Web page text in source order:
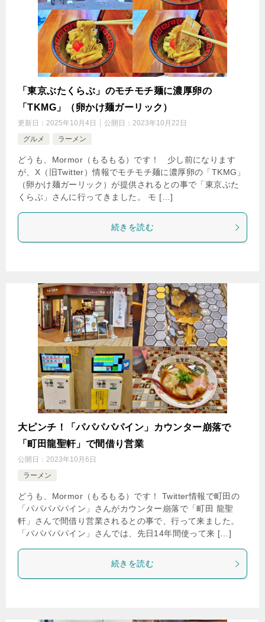
「東京ぶたくらぶ」のモチモチ麺に濃厚卵の
「TKMG」（卵かけ麺ガーリック）
更新日： 2025年10月4日 公開日： 2023年10月22日
グルメ
ラーメン
どうも、Mormor（もるもる）です！ 少し前になります
が、X（旧Twitter）情報でモチモチ麺に濃厚卵の「TKMG」
（卵かけ麺ガーリック）が提供されるとの事で「東京ぶた
くらぶ」さんに行ってきました。 モ […]
続きを読む
大ピンチ！「パパパパパイン」カウンター崩落で
「町田龍聖軒」で間借り営業
公開日： 2023年10月6日
ラーメン
どうも、Mormor（もるもる）です！ Twitter情報で町田の
「パパパパパイン」さんがカウンター崩落で「町田 龍聖
軒」さんで間借り営業されるとの事で、行って来ました。
「パパパパパイン」さんでは、先日14年間使って来 […]
続きを読む